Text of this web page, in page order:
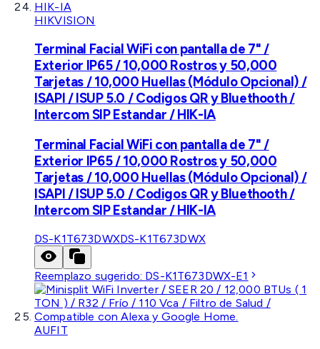
HIKVISION
Terminal Facial WiFi con pantalla de 7" /
Exterior IP65 / 10,000 Rostros y 50,000
Tarjetas / 10,000 Huellas (Módulo Opcional) /
ISAPI / ISUP 5.0 / Codigos QR y Bluethooth /
Intercom SIP Estandar / HIK-IA
Terminal Facial WiFi con pantalla de 7" /
Exterior IP65 / 10,000 Rostros y 50,000
Tarjetas / 10,000 Huellas (Módulo Opcional) /
ISAPI / ISUP 5.0 / Codigos QR y Bluethooth /
Intercom SIP Estandar / HIK-IA
DS-K1T673DWXDS-K1T673DWX
Reemplazo sugerido: DS-K1T673DWX-E1
AUFIT